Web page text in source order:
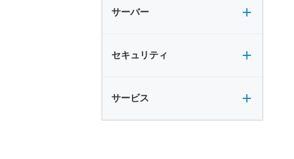
サーバー
共有フォルダ
セキュリティ
セキュリティ全般
サービス
サービス全般